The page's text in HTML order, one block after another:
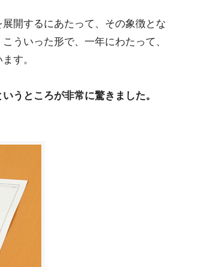
開するにあたって、その象徴とな
ういった形で、一年にわたって、
す。
うところが非常に驚きました。